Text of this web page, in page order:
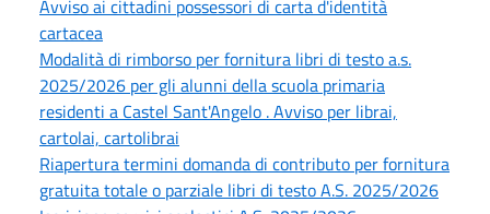
Avviso ai cittadini possessori di carta d'identità
cartacea
Modalità di rimborso per fornitura libri di testo a.s.
2025/2026 per gli alunni della scuola primaria
residenti a Castel Sant'Angelo . Avviso per librai,
cartolai, cartolibrai
Riapertura termini domanda di contributo per fornitura
gratuita totale o parziale libri di testo A.S. 2025/2026